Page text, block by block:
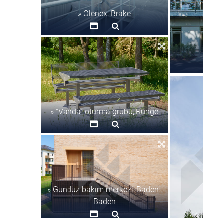
» Olenex, Brake
» “Vanda” oturma grubu, Runge
» Gunduz bakım merkezi, Baden-
Baden